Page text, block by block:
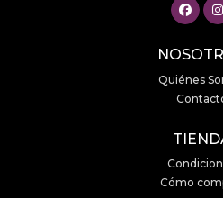
Quiénes
Cómo